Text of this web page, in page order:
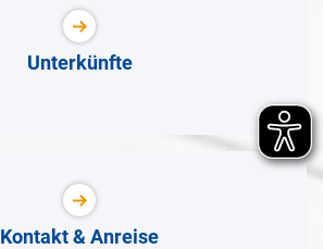
Unterkünfte
Kontakt & Anreise